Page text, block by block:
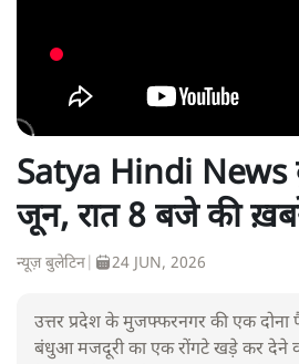
Satya Hindi News
जून, रात 8 बजे की
न्यूज़ बुलेटिन 24 JUN, 2026
उत्तर प्रदेश के मुजफ्फरनगर की एक दोना
बंधुआ मजदूरी का एक रोंगटे खड़े कर देने